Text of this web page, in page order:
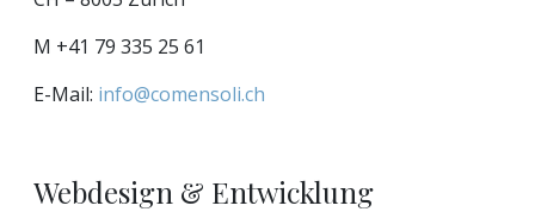
M +41 79 335 25 61
E-Mail: info@comensoli.ch
Webdesign & Entwicklung